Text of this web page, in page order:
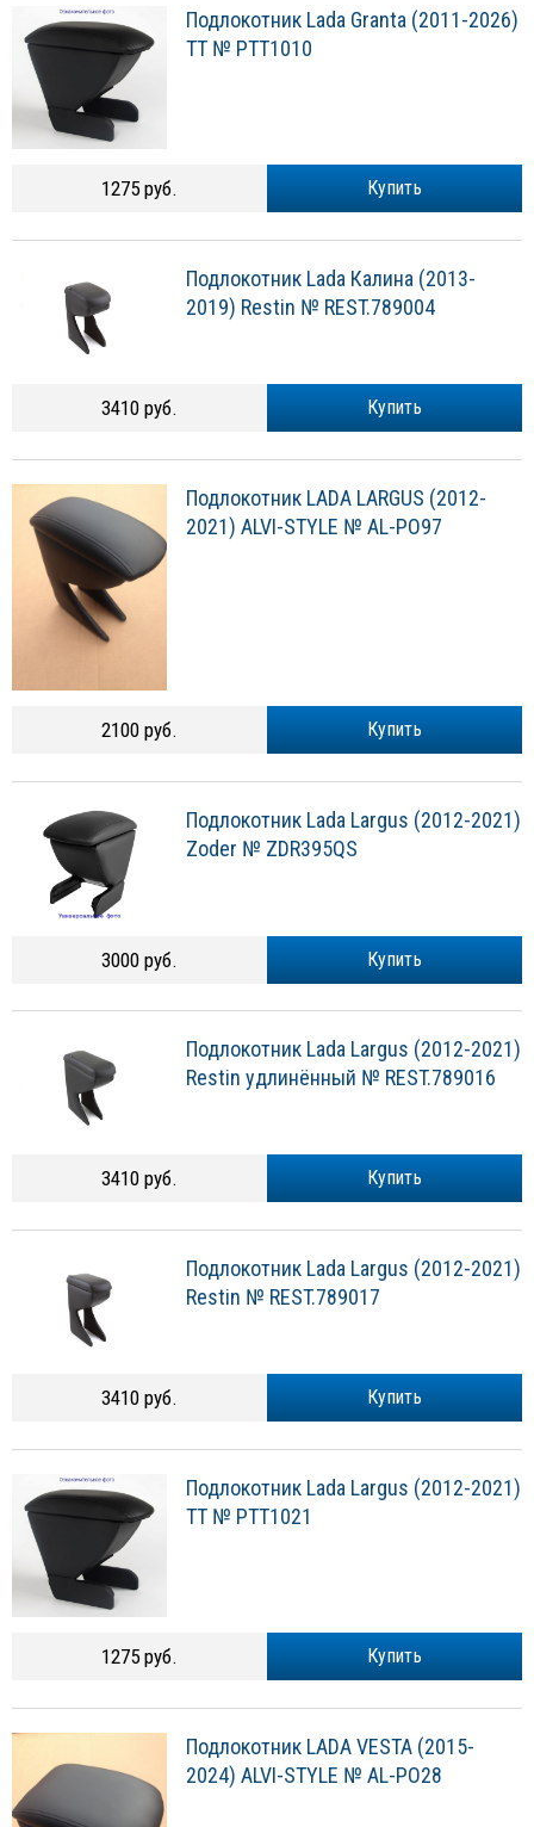
Подлокотник Lada Granta (2011-2026)
TT № PTT1010
Купить
1275 руб.
Подлокотник Lada Калина (2013-
2019) Restin № REST.789004
Купить
3410 руб.
Подлокотник LADA LARGUS (2012-
2021) ALVI-STYLE № AL-PO97
Купить
2100 руб.
Подлокотник Lada Largus (2012-2021)
Zoder № ZDR395QS
Купить
3000 руб.
Подлокотник Lada Largus (2012-2021)
Restin удлинённый № REST.789016
Купить
3410 руб.
Подлокотник Lada Largus (2012-2021)
Restin № REST.789017
Купить
3410 руб.
Подлокотник Lada Largus (2012-2021)
TT № PTT1021
Купить
1275 руб.
Подлокотник LADA VESTA (2015-
2024) ALVI-STYLE № AL-PO28